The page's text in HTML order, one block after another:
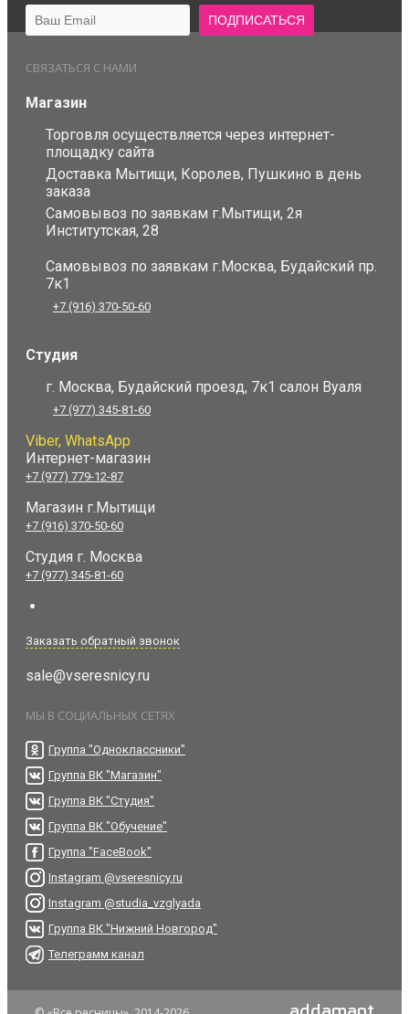
СВЯЗАТЬСЯ С НАМИ
Магазин
Торговля осуществляется через интернет-
площадку сайта
Доставка Мытищи, Королев, Пушкино в день
заказа
Самовывоз по заявкам г.Мытищи, 2я
Институтская, 28
Самовывоз по заявкам г.Москва, Будайский пр.
7к1
+7 (916) 370-50-60
Студия
г. Москва, Будайский проезд, 7к1 салон Вуаля
+7 (977) 345-81-60
Viber, WhatsApp
Интернет-магазин
+7 (977) 779-12-87
Магазин г.Мытищи
+7 (916) 370-50-60
Студия г. Москва
+7 (977) 345-81-60
Заказать обратный звонок
sale@vseresnicy.ru
МЫ В СОЦИАЛЬНЫХ СЕТЯХ
Группа "Одноклассники"
Группа ВК "Магазин"
Группа ВК "Студия"
Группа ВК "Обучение"
Группа "FaceBook"
Instagram @vseresnicy.ru
Instagram @studia_vzglyada
Группа ВК "Нижний Новгород"
Телеграмм канал